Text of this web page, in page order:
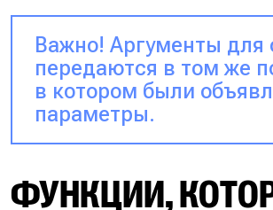
Важно! Аргументы для
передаются в том же
в котором были
параметры.
ФУНКЦИИ,